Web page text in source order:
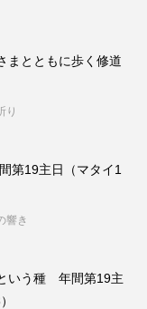
とともに歩く修道
り
第19主日（マタイ1
響き
いう種 年間第19主